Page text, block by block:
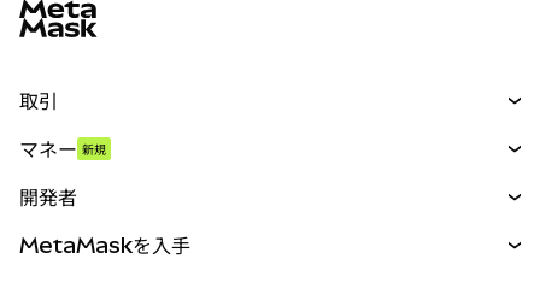
取引
パーペチュアル
RWA
マネー 新規
開発者
MetaMaskを入手